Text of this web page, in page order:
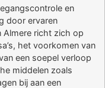
en
door ervaren
Almere richt zich op
het voorkomen van
een soepel verloop
middelen zoals
bij aan een